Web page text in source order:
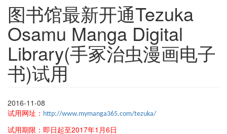
图书馆最新开通Tezuka
Osamu Manga Digital
Library(手冢治虫漫画电子
书)试用
2016-11-08
试用网址： http://www.mymanga365.com/tezuka/
试用期限：即日起至2017年1月6日